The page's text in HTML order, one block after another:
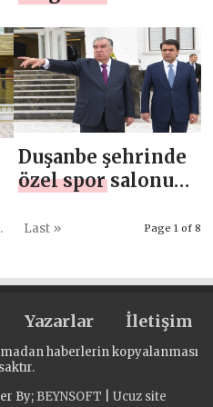
Tıp Üniversitesi
ana binasının
açılışı
Duşanbe şehrinde
özel spor salonu
Page 1 of 8
Last »
Yazarlar İletişim
haberlerin kopyalanması
By; BEYNSOFT Ucuz site